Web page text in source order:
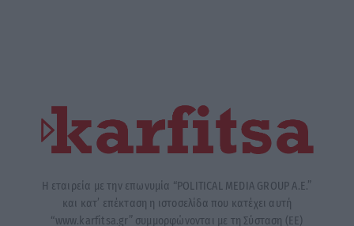
Η εταιρεία με την επωνυμία “POLITICAL MEDIA GROUP A.E.”
και κατ’ επέκταση η ιστοσελίδα που κατέχει αυτή
“www.karfitsa.gr” συμμορφώνονται με τη Σύσταση (ΕΕ)